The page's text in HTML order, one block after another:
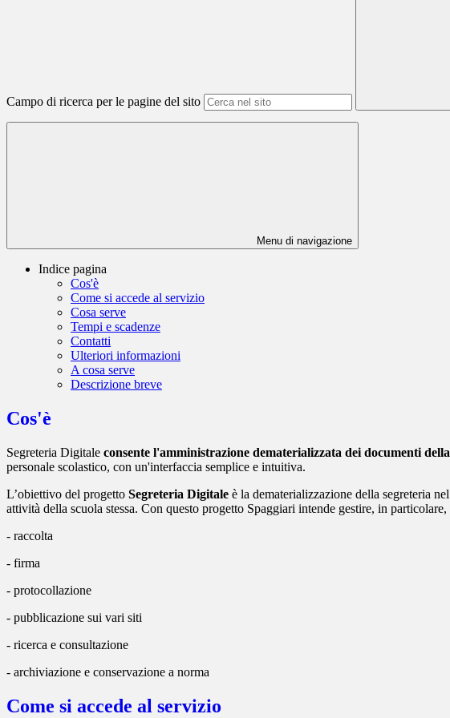
Campo di ricerca per le pagine del sito
Menu di navigazione
Indice pagina
Cos'è
Come si accede al servizio
Cosa serve
Tempi e scadenze
Contatti
Ulteriori informazioni
A cosa serve
Descrizione breve
Cos'è
Segreteria Digitale consente l'amministrazione dematerializzata dei documenti
personale scolastico, con un'interfaccia semplice e intuitiva.
L’obiettivo del progetto Segreteria Digitale è la dematerializzazione della segreteria
attività della scuola stessa. Con questo progetto Spaggiari intende gestire, in
- raccolta
- firma
- protocollazione
- pubblicazione sui vari siti
- ricerca e consultazione
- archiviazione e conservazione a norma
Come si accede al servizio